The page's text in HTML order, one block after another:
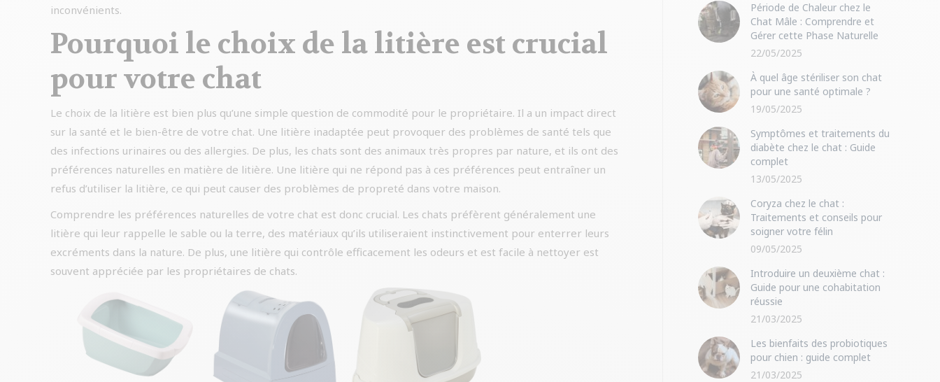
inconvénients.
Pourquoi le choix de la litière est crucial
pour votre chat
Le choix de la litière est bien plus qu’une simple question de commodité pour le propriétaire. Il a un impact direct
sur la santé et le bien-être de votre chat. Une litière inadaptée peut provoquer des problèmes de santé tels que
des infections urinaires ou des allergies. De plus, les chats sont des animaux très propres par nature, et ils ont des
préférences naturelles en matière de litière. Une litière qui ne répond pas à ces préférences peut entraîner un
refus d’utiliser la litière, ce qui peut causer des problèmes de propreté dans votre maison.
Comprendre les préférences naturelles de votre chat est donc crucial. Les chats préfèrent généralement une
litière qui leur rappelle le sable ou la terre, des matériaux qu’ils utiliseraient instinctivement pour enterrer leurs
excréments dans la nature. De plus, une litière qui contrôle efficacement les odeurs et est facile à nettoyer est
souvent appréciée par les propriétaires de chats.
Période de Chaleur chez le
Chat Mâle : Comprendre et
Gérer cette Phase Naturelle
22/05/2025
À quel âge stériliser son chat
pour une santé optimale ?
19/05/2025
Symptômes et traitements du
diabète chez le chat : Guide
complet
13/05/2025
Coryza chez le chat :
Traitements et conseils pour
soigner votre félin
09/05/2025
Introduire un deuxième chat :
Guide pour une cohabitation
réussie
21/03/2025
Les bienfaits des probiotiques
pour chien : guide complet
21/03/2025